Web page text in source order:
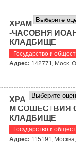
ХРАМ
-ЧАСОВНЯ
КЛАДБИЩЕ
Государство и
Адрес: 142771, Моск.
ХРА
М СОШЕСТВИЯ
КЛАДБИЩЕ
Государство и
Адрес: 115191,